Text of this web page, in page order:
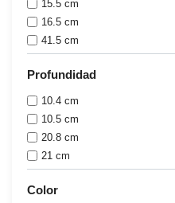
15.5 cm
16.5 cm
41.5 cm
Profundidad
10.4 cm
10.5 cm
20.8 cm
21 cm
Color